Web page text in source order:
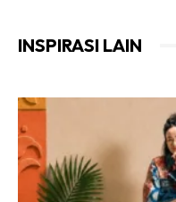
INSPIRASI LAIN